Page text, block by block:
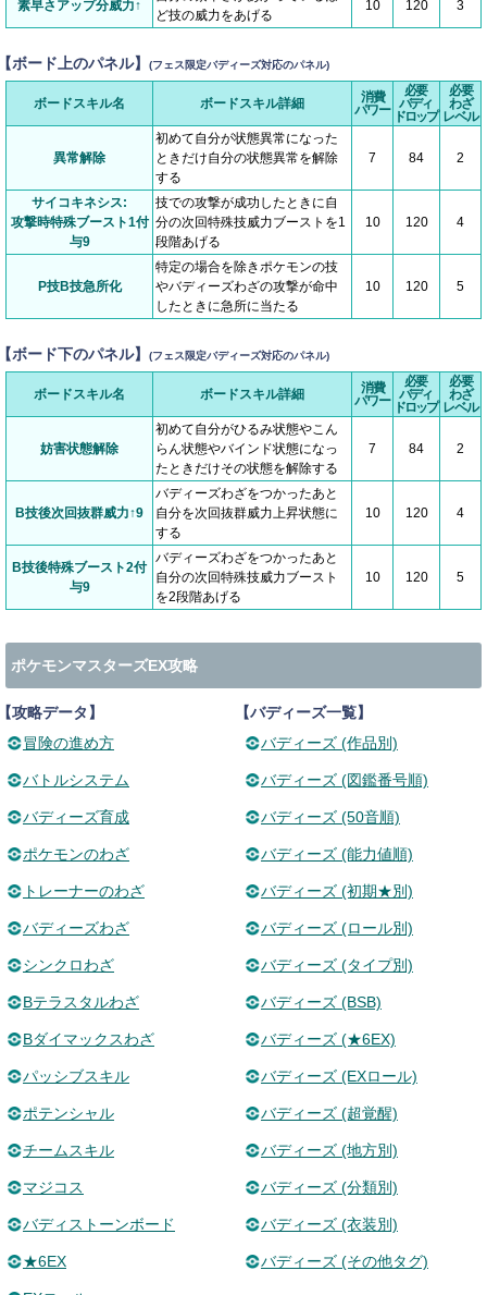
素早さアップ分威力↑
ど技の威力をあげる
10 120 3
ボード上のパネル】 (フェス限定バディーズ対応のパネル)
ボードスキル名 ボードスキル詳細
消費
パワー
必要
バディ
ドロップ
必要
わざ
レベル
異常解除
初めて自分が状態異常になった
ときだけ自分の状態異常を解除
する
7 84 2
サイコキネシス:
攻撃時特殊ブースト1付
与9
技での攻撃が成功したときに自
分の次回特殊技威力ブーストを1
段階あげる
10 120 4
P技B技急所化
特定の場合を除きポケモンの技
やバディーズわざの攻撃が命中
したときに急所に当たる
10 120 5
ボード下のパネル】 (フェス限定バディーズ対応のパネル)
ボードスキル名 ボードスキル詳細
消費
パワー
必要
バディ
ドロップ
必要
わざ
レベル
妨害状態解除
初めて自分がひるみ状態やこん
らん状態やバインド状態になっ
たときだけその状態を解除する
7 84 2
B技後次回抜群威力↑9
バディーズわざをつかったあと
自分を次回抜群威力上昇状態に
する
10 120 4
B技後特殊ブースト2付
与9
バディーズわざをつかったあと
自分の次回特殊技威力ブースト
を2段階あげる
10 120 5
ポケモンマスターズEX攻略
攻略データ】
冒険の進め方
バトルシステム
バディーズ育成
ポケモンのわざ
トレーナーのわざ
バディーズわざ
シンクロわざ
Bテラスタルわざ
Bダイマックスわざ
パッシブスキル
ポテンシャル
チームスキル
マジコス
バディストーンボード
★6EX
【バディーズ一覧】
バディーズ (作品別)
バディーズ (図鑑番号順)
バディーズ (50音順)
バディーズ (能力値順)
バディーズ (初期★別)
バディーズ (ロール別)
バディーズ (タイプ別)
バディーズ (BSB)
バディーズ (★6EX)
バディーズ (EXロール)
バディーズ (超覚醒)
バディーズ (地方別)
バディーズ (分類別)
バディーズ (衣装別)
バディーズ (その他タグ)